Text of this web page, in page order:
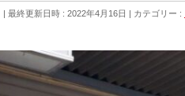
最終更新日時 : 2022年4月16日 カテゴリー :